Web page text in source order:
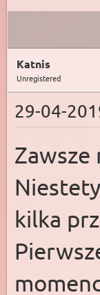
Katnis
Unregistered
29-04-
Zawsze
kilka